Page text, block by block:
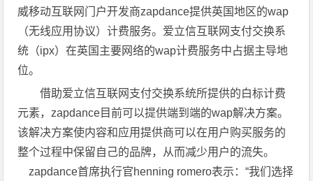
威移动互联网门户开发商zapdance提供英国地区的wap
（无线应用协议）计费服务。爱立信互联网支付交换系
统（ipx）在英国主要网络的wap计费服务中占据主导地
位。
借助爱立信互联网支付交换系统所提供的白标计费
元素，zapdance目前可以提供端到端的wap解决方案。
该解决方案使内容和应用提供商可以在用户购买服务的
整个过程中保留自己的品牌，从而减少用户的流失。
zapdance首席执行官henning romero表示：“我们选择